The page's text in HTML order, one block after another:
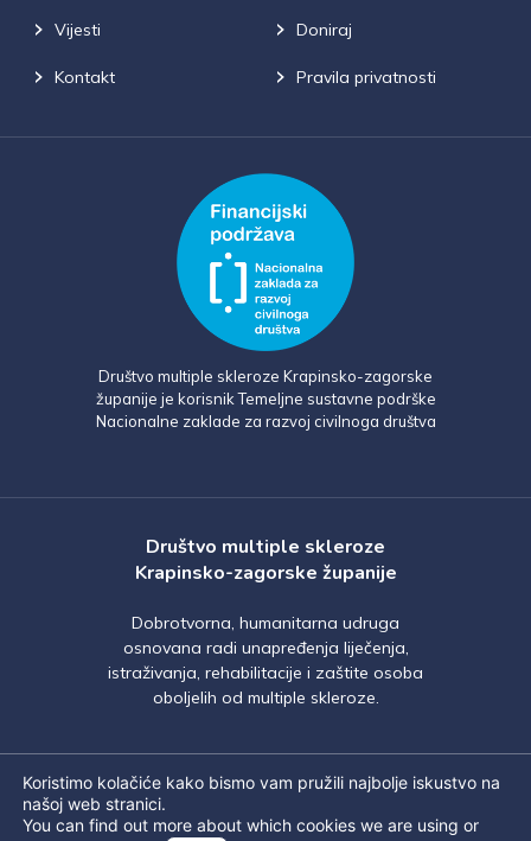
Društvo multiple skleroze Krapinsko-zagorske
županije je korisnik Temeljne sustavne podrške
Nacionalne zaklade za razvoj civilnoga društva
Vijesti
Kontakt
Doniraj
Pravila privatnosti
Društvo multiple skleroze
Krapinsko-zagorske županije
Dobrotvorna, humanitarna udruga
osnovana radi unapređenja liječenja,
istraživanja, rehabilitacije i zaštite osoba
oboljelih od multiple skleroze.
Koristimo kolačiće kako bismo vam pružili najbolje iskustvo na
našoj web stranici.
You can find out more about which cookies we are using or